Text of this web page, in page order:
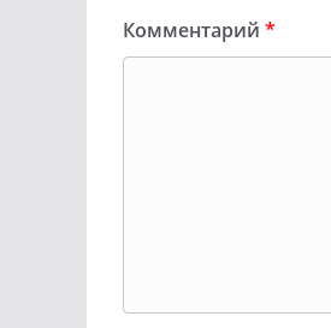
Комментарий *